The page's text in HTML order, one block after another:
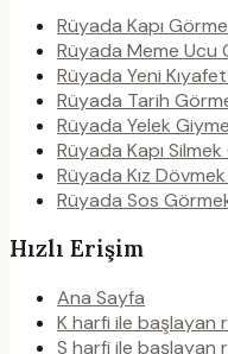
Rüyada Kapı
Rüyada Meme Ucu
Rüyada Yeni
Rüyada Tarih
Rüyada Yelek
Rüyada Kapı
Rüyada Kız
Rüyada Sos
Hızlı Erişim
Ana Sayfa
K harfi ile başlayan
S harfi ile başlayan